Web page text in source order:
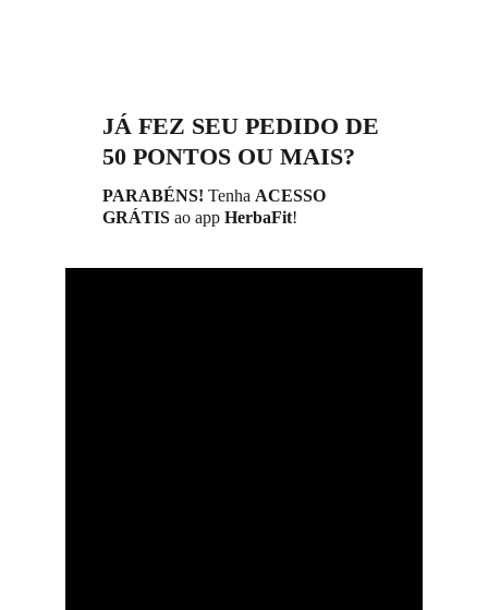
JÁ FEZ SEU PEDIDO DE
50 PONTOS OU MAIS?
PARABÉNS! Tenha ACESSO
GRÁTIS ao app HerbaFit!